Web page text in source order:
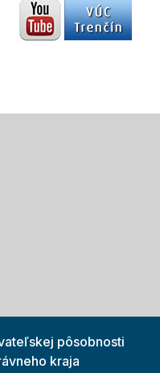
pôsobnosti
kraja